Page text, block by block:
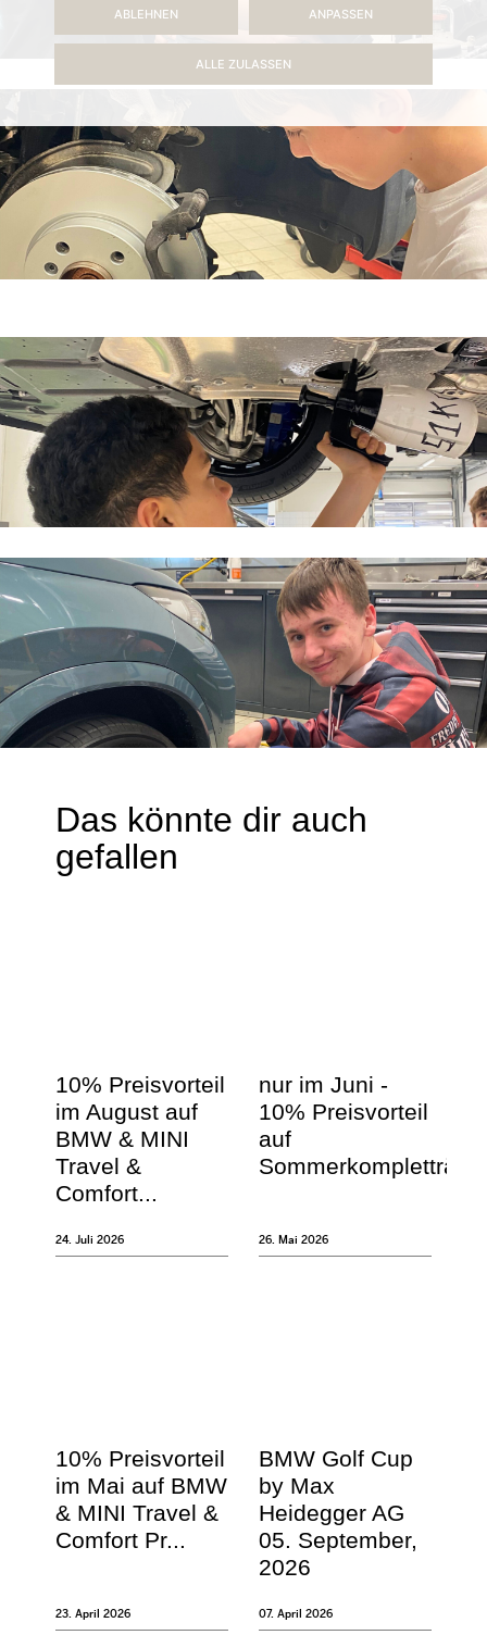
Das könnte dir auch
gefallen
10% Preisvorteil
im August auf
BMW & MINI
Travel &
Comfort...
24. Juli 2026
nur im Juni -
10% Preisvorteil
auf
26. Mai 2026
10% Preisvorteil
im Mai auf BMW
& MINI Travel &
Comfort Pr...
23. April 2026
BMW Golf Cup
by Max
Heidegger AG
05. September,
2026
07. April 2026
ABLEHNEN ANPASSEN
ALLE ZULASSEN